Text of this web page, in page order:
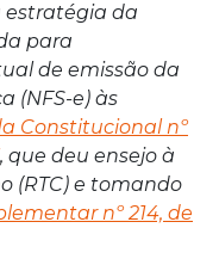
estratégia da
para
de emissão da
(NFS-e) às
Constitucional nº
, que deu ensejo à
(RTC) e tomando
nº 214, de